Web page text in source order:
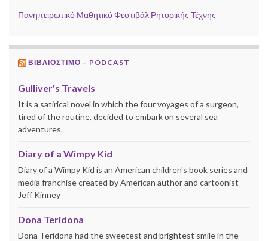
Πανηπειρωτικό Μαθητικό Φεστιβάλ Ρητορικής Τέχνης
ΒΙΒΛΙΟΣΤΙΜΟ – PODCAST
Gulliver's Travels
It is a satirical novel in which the four voyages of a surgeon,
tired of the routine, decided to embark on several sea
adventures.
Diary of a Wimpy Kid
Diary of a Wimpy Kid is an American children's book series and
media franchise created by American author and cartoonist
Jeff Kinney
Dona Teridona
Dona Teridona had the sweetest and brightest smile in the